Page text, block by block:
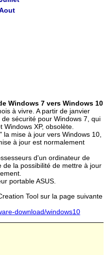
Windows 7 vers Windows 10
à vivre. A partir de janvier
sécurité pour Windows 7, qui
Windows XP, obsolète.
la mise à jour vers Windows 10,
à jour est normalement
d'un ordinateur de
la possibilité de mettre à jour
portable ASUS.
Tool sur la page suivante
download/windows10